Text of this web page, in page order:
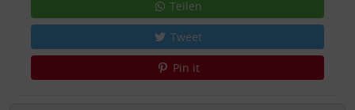
Teilen
Tweet
Pin it